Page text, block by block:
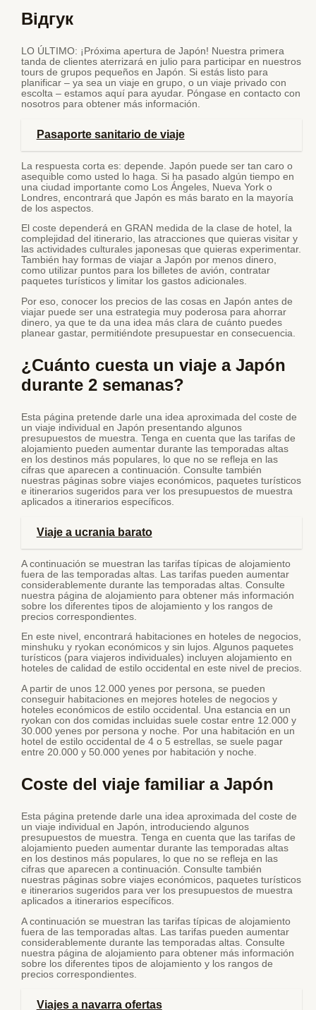
Відгук
LO ÚLTIMO: ¡Próxima apertura de Japón! Nuestra primera
tanda de clientes aterrizará en julio para participar en nuestros
tours de grupos pequeños en Japón. Si estás listo para
planificar – ya sea un viaje en grupo, o un viaje privado con
escolta – estamos aquí para ayudar. Póngase en contacto con
nosotros para obtener más información.
Pasaporte sanitario de viaje
La respuesta corta es: depende. Japón puede ser tan caro o
asequible como usted lo haga. Si ha pasado algún tiempo en
una ciudad importante como Los Ángeles, Nueva York o
Londres, encontrará que Japón es más barato en la mayoría
de los aspectos.
El coste dependerá en GRAN medida de la clase de hotel, la
complejidad del itinerario, las atracciones que quieras visitar y
las actividades culturales japonesas que quieras experimentar.
También hay formas de viajar a Japón por menos dinero,
como utilizar puntos para los billetes de avión, contratar
paquetes turísticos y limitar los gastos adicionales.
Por eso, conocer los precios de las cosas en Japón antes de
viajar puede ser una estrategia muy poderosa para ahorrar
dinero, ya que te da una idea más clara de cuánto puedes
planear gastar, permitiéndote presupuestar en consecuencia.
¿Cuánto cuesta un viaje a Japón
durante 2 semanas?
Esta página pretende darle una idea aproximada del coste de
un viaje individual en Japón presentando algunos
presupuestos de muestra. Tenga en cuenta que las tarifas de
alojamiento pueden aumentar durante las temporadas altas
en los destinos más populares, lo que no se refleja en las
cifras que aparecen a continuación. Consulte también
nuestras páginas sobre viajes económicos, paquetes turísticos
e itinerarios sugeridos para ver los presupuestos de muestra
aplicados a itinerarios específicos.
Viaje a ucrania barato
A continuación se muestran las tarifas típicas de alojamiento
fuera de las temporadas altas. Las tarifas pueden aumentar
considerablemente durante las temporadas altas. Consulte
nuestra página de alojamiento para obtener más información
sobre los diferentes tipos de alojamiento y los rangos de
precios correspondientes.
En este nivel, encontrará habitaciones en hoteles de negocios,
minshuku y ryokan económicos y sin lujos. Algunos paquetes
turísticos (para viajeros individuales) incluyen alojamiento en
hoteles de calidad de estilo occidental en este nivel de precios.
A partir de unos 12.000 yenes por persona, se pueden
conseguir habitaciones en mejores hoteles de negocios y
hoteles económicos de estilo occidental. Una estancia en un
ryokan con dos comidas incluidas suele costar entre 12.000 y
30.000 yenes por persona y noche. Por una habitación en un
hotel de estilo occidental de 4 o 5 estrellas, se suele pagar
entre 20.000 y 50.000 yenes por habitación y noche.
Coste del viaje familiar a Japón
Esta página pretende darle una idea aproximada del coste de
un viaje individual en Japón, introduciendo algunos
presupuestos de muestra. Tenga en cuenta que las tarifas de
alojamiento pueden aumentar durante las temporadas altas
en los destinos más populares, lo que no se refleja en las
cifras que aparecen a continuación. Consulte también
nuestras páginas sobre viajes económicos, paquetes turísticos
e itinerarios sugeridos para ver los presupuestos de muestra
aplicados a itinerarios específicos.
A continuación se muestran las tarifas típicas de alojamiento
fuera de las temporadas altas. Las tarifas pueden aumentar
considerablemente durante las temporadas altas. Consulte
nuestra página de alojamiento para obtener más información
sobre los diferentes tipos de alojamiento y los rangos de
precios correspondientes.
Viajes a navarra ofertas